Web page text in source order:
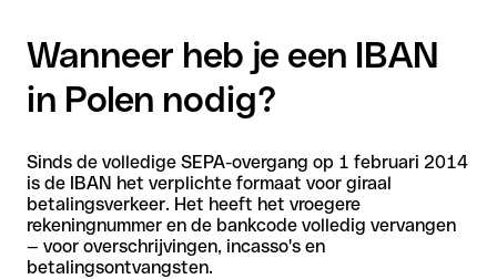
Wanneer heb je een IBAN
in Polen nodig?
Sinds de volledige SEPA-overgang op 1 februari 2014
is de IBAN het verplichte formaat voor giraal
betalingsverkeer. Het heeft het vroegere
rekeningnummer en de bankcode volledig vervangen
— voor overschrijvingen, incasso's en
betalingsontvangsten.